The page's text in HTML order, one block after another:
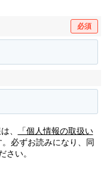
必須
、
「個人情報の取扱い
必ずお読みになり、同
さい。